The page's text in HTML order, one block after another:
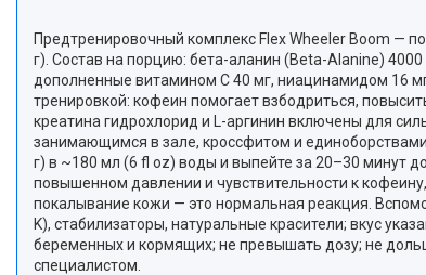
Предтренировочный комплекс Flex Wheeler Boom —
г). Состав на порцию: бета-аланин (Beta-Alanine)
дополненные витамином C 40 мг, ниацинамидом 16
тренировкой: кофеин помогает взбодриться,
креатина гидрохлорид и L-аргинин включены для
занимающимся в зале, кроссфитом и
г) в ~180 мл (6 fl oz) воды и выпейте за 20–30 минут
повышенном давлении и чувствительности к
покалывание кожи — это нормальная реакция.
K), стабилизаторы, натуральные красители; вкус
беременных и кормящих; не превышать дозу; не
специалистом.